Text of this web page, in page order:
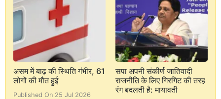
असम में बाढ़ की स्थिति गंभीर, 61
लोगों की मौत हुई
Published On 25 Jul 2026
सपा अपनी संकीर्ण जातिवादी
राजनीति के लिए गिरगिट की तरह
रंग बदलती है: मायावती